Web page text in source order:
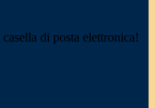
di posta elettronica!